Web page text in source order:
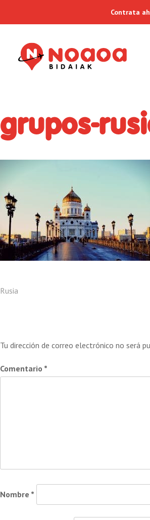
Contrata
grupos-
Navegación
entradas
Rusia
Tu dirección de correo electrónico no será
Comentario *
Nombre *